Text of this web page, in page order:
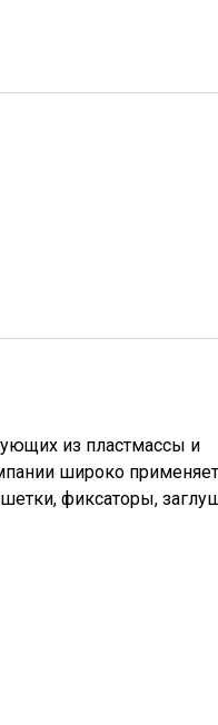
из пластмассы и
широко
фиксаторы,